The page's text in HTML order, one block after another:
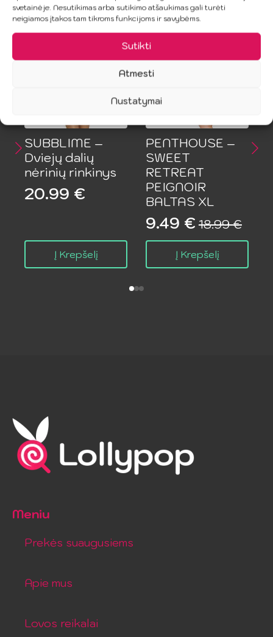
svetainėje. Nesutikimas arba sutikimo atšaukimas gali turėti
neigiamos įtakos tam tikroms funkcijoms ir savybėms.
Sutikti
Atmesti
Nustatymai
Panašūs produktai
SUBBLIME –
Dviejų dalių
nėrinių rinkinys
20.99 €
Į Krepšelį
PENTHOUSE –
SWEET
RETREAT
PEIGNOIR
BALTAS XL
18.99€
Original
price
was:
9.49 €
Current
price
is:
Į Krepšelį
Meniu
Prekės suaugusiems
Apie mus
Lovos reikalai